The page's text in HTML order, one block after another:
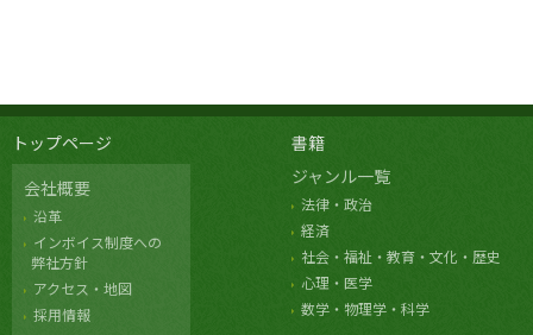
トップページ
会社概要
沿革
インボイス制度への
弊社方針
アクセス・地図
採用情報
書籍
ジャンル一覧
法律・政治
経済
社会・福祉・教育・文化・歴史
心理・医学
数学・物理学・科学